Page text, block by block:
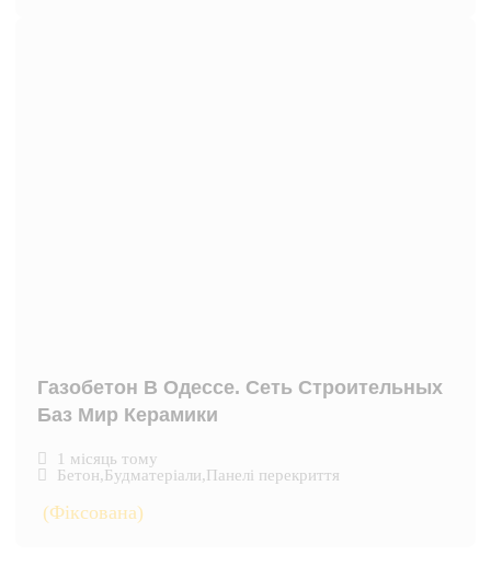
Газобетон В Одессе. Сеть Строительных
Баз Мир Керамики
1 місяць тому
Бетон,Будматеріали,Панелі перекриття
(Фіксована)